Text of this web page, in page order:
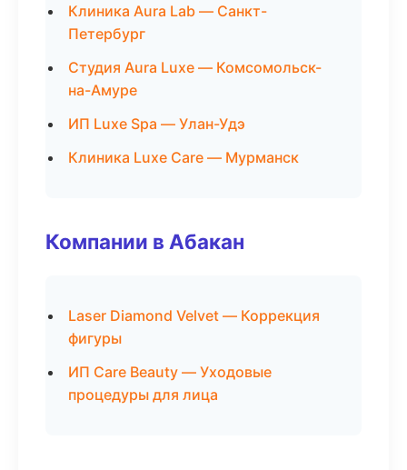
Клиника Aura Lab — Санкт-
Петербург
Студия Aura Luxe — Комсомольск-
на-Амуре
ИП Luxe Spa — Улан-Удэ
Клиника Luxe Care — Мурманск
Компании в Абакан
Laser Diamond Velvet — Коррекция
фигуры
ИП Care Beauty — Уходовые
процедуры для лица